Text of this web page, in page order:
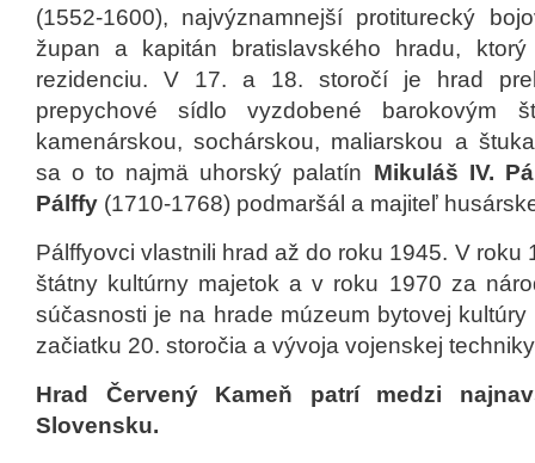
(1552-1600), najvýznamnejší protiturecký
župan a kapitán bratislavského hradu,
rezidenciu. V 17. a 18. storočí je hrad
prepychové sídlo vyzdobené barokovým
kamenárskou, sochárskou, maliarskou a
sa o to najmä uhorský palatín Mikuláš IV.
Pálffy (1710-1768) podmaršál a majiteľ
Pálffyovci vlastnili hrad až do roku 1945. V roku
štátny kultúrny majetok a v roku 1970 za
súčasnosti je na hrade múzeum bytovej
začiatku 20. storočia a vývoja vojenskej
Hrad Červený Kameň patrí medzi
Slovensku.